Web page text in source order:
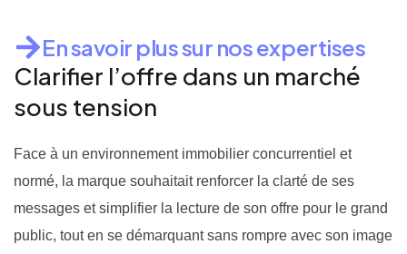
En savoir plus sur nos expertises
Clarifier l’offre dans un marché
sous tension
Face à un environnement immobilier concurrentiel et
normé, la marque souhaitait renforcer la clarté de ses
messages et simplifier la lecture de son offre pour le grand
public, tout en se démarquant sans rompre avec son image